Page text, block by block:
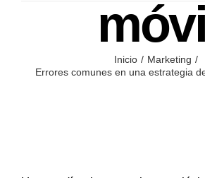
Inicio
Marketing
Errores comunes en una estrategia